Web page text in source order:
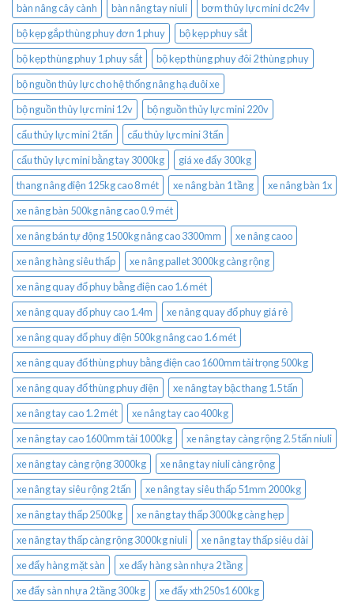
bàn nâng cây cành bàn nâng tay niuli
bơm thủy lực mini dc24v
bộ kẹp gắp thùng phuy đơn 1 phuy
bộ kẹp phuy sắt
bộ kẹp thùng phuy 1 phuy sắt
bộ kẹp thùng phuy đôi 2 thùng phuy
bộ nguồn thủy lực cho hệ thống nâng hạ đuôi xe
bộ nguồn thủy lực mini 12v
bộ nguồn thủy lực mini 220v
cẩu thủy lực mini 2 tấn
cẩu thủy lực mini 3 tấn
cẩu thủy lực mini bằng tay 3000kg
giá xe đẩy 300kg
thang nâng điện 125kg cao 8 mét
xe nâng bàn 1 tầng
xe nâng bàn 1x
xe nâng bàn 500kg nâng cao 0.9 mét
xe nâng bán tự động 1500kg nâng cao 3300mm
xe nâng caoo
xe nâng hàng siêu thấp
xe nâng pallet 3000kg càng rộng
xe nâng quay đổ phuy bằng điện cao 1.6 mét
xe nâng quay đổ phuy cao 1.4m
xe nâng quay đổ phuy giá rẻ
xe nâng quay đổ phuy điện 500kg nâng cao 1.6 mét
xe nâng quay đổ thùng phuy bằng điện cao 1600mm tải trọng 500kg
xe nâng quay đổ thùng phuy điện
xe nâng tay bậc thang 1.5 tấn
xe nâng tay cao 1.2 mét
xe nâng tay cao 400kg
xe nâng tay cao 1600mm tải 1000kg
xe nâng tay càng rộng 2.5 tấn niuli
xe nâng tay càng rộng 3000kg
xe nâng tay niuli càng rộng
xe nâng tay siêu rộng 2 tấn
xe nâng tay siêu thấp 51mm 2000kg
xe nâng tay thấp 2500kg
xe nâng tay thấp 3000kg càng hẹp
xe nâng tay thấp càng rộng 3000kg niuli
xe nâng tay thấp siêu dài
xe đẩy hàng mặt sàn
xe đẩy hàng sàn nhựa 2 tầng
xe đẩy sàn nhựa 2 tầng 300kg
xe đẩy xth250s1 600kg